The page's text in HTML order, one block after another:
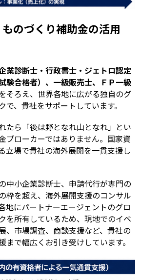
のづくり補助金の活用
業診断士・行政書士・ジェトロ認定
験合格者）、一級販売士、ＦＰ一級
そろえ、世界各地に広がる独自のグ
で、貴社をサポートしています。
たら「後は野となれ山となれ」とい
ブローカーではありません。国家資
立場で貴社の海外展開を一貫支援し
中小企業診断士、申請代行が専門の
枠を超え、海外展開支援のコンサル
地にパートナーエージェントのグロ
を所有しているため、現地でのイベ
、市場調査、商談支援など、貴社の
まで幅広くお引き受けしています。